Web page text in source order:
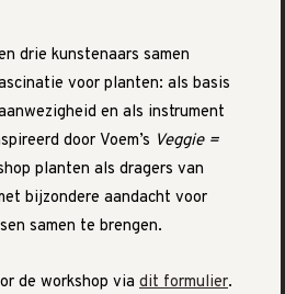
drie kunstenaars samen
voor planten: als basis
en als instrument
door Voem’s Veggie =
planten als dragers van
bijzondere aandacht voor
samen te brengen.
de workshop via dit formulier.